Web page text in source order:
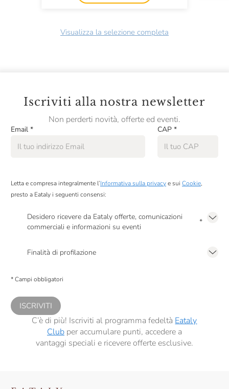
Visualizza la selezione completa
Iscriviti alla nostra newsletter
Non perderti novità, offerte ed eventi.
Email * CAP *
Letta e compresa integralmente l’Informativa sulla privacye sui Cookie,
presto a Eataly i seguenti consensi:
Desidero ricevere da Eataly offerte, comunicazioni
commerciali e informazioni su eventi
*
Finalità di profilazione
comunicazioni commerciali personalizzate, in caso di consenso prestato ai
* Campi obbligatori
ISCRIVITI
C’è di più! Iscriviti al programma fedeltà Eataly
Clubper accumulare punti, accedere a
vantaggi speciali e ricevere offerte esclusive.